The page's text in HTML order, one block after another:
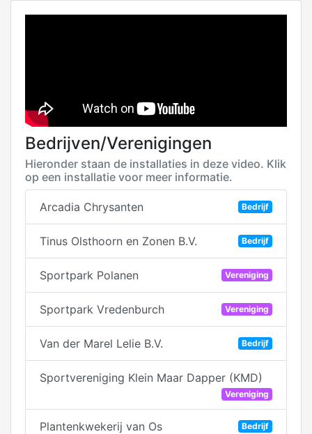
Bedrijven/Verenigingen
Hieronder staan de installaties in deze video. Klik
op een installatie voor meer informatie.
Arcadia Chrysanten Bedrijf
Tinus Olsthoorn en Zonen B.V. Bedrijf
Sportpark Polanen Vereniging
Sportpark Vredenburch Vereniging
Van der Marel Lelie B.V. Bedrijf
Sportvereniging Klein Maar Dapper (KMD)
Vereniging
Plantenkwekerij van Os Bedrijf